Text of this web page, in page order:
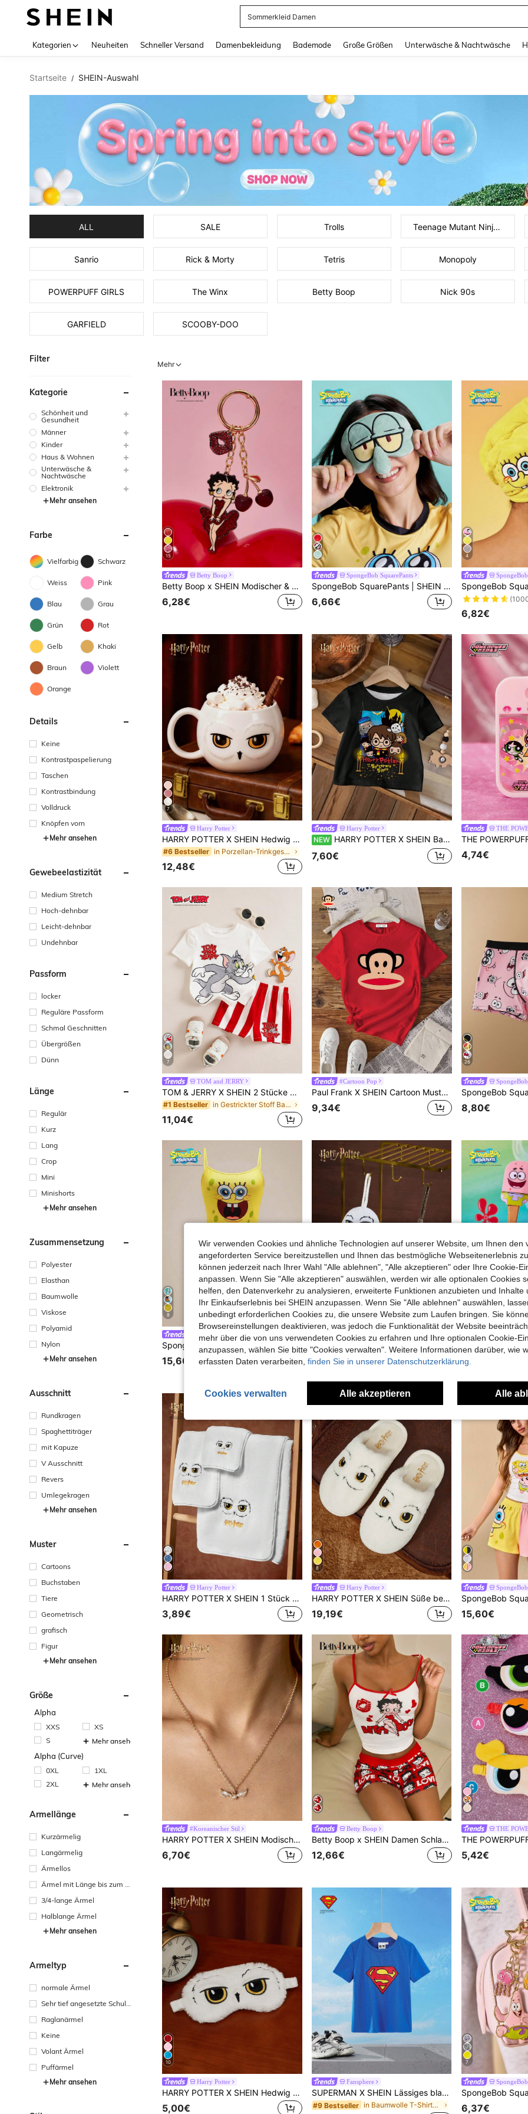
Abendkleid Lang
Kategorien Neuheiten Schneller Versand Damenbekleidung Bademode Große Größen Unterwäsche & Nachtwäsche
Startseite / SHEIN-Auswahl
ALL SALE Trolls Teenage Mutant Ninja Turtles Classic
Sanrio Rick & Morty Tetris Monopoly
POWERPUFF GIRLS The Winx Betty Boop Nick 90s
GARFIELD SCOOBY-DOO
Filter
Kategorie
Schönheit und
Gesundheit
Männer
Kinder
Haus & Wohnen
Unterwäsche &
Nachtwäsche
Elektronik
Mehr ansehen
Farbe
Vielfarbig Schwarz
Weiss Pink
Blau Grau
Grün Rot
Gelb Khaki
Braun Violett
Orange
Details
Keine
Kontrastpaspelierung
Taschen
Kontrastbindung
Volldruck
Knöpfen vorn
Mehr ansehen
Gewebeelastizität
Medium Stretch
Hoch-dehnbar
Leicht-dehnbar
Undehnbar
Passform
locker
Reguläre Passform
Schmal Geschnitten
Übergrößen
Dünn
Länge
Regulär
Kurz
Lang
Crop
Mini
Minishorts
Mehr ansehen
Zusammensetzung
Polyester
Elasthan
Baumwolle
Viskose
Polyamid
Nylon
Mehr ansehen
Ausschnitt
Rundkragen
Spaghettiträger
mit Kapuze
V Ausschnitt
Revers
Umlegekragen
Mehr ansehen
Muster
Cartoons
Buchstaben
Tiere
Geometrisch
grafisch
Figur
Mehr ansehen
Größe
Alpha
XXS
XS
S
Mehr ansehen
Alpha (Curve)
0XL
1XL
2XL
Mehr ansehen
Ärmellänge
Kurzärmelig
Langärmelig
Ärmellos
Ärmel mit Länge bis zum H
3/4-lange Ärmel
Halblange Ärmel
Mehr ansehen
Ärmeltyp
normale Ärmel
Sehr tief angesetzte Schult
Raglanärmel
Keine
Volant Ärmel
Puffärmel
Mehr ansehen
Mehr
15
Betty Boop
Betty Boop x SHEIN Modischer & eleganter 3D Kirsch glänzender Legierung Schlüsselanhänger, süßer Cartoon Taschenbaumler, Taschenbaumler, Geschenkidee, Party, Feiertag, Valentinstag
6,28€
SpongeBob SquarePants
SpongeBob SquarePants | SHEIN Dreidimensionale Cartoon-Schlafmaske mit Verdunkelung, niedliche dreidimensionale Form, exquisite Stickerei, effektive Verdunkelung, weicher Stoff
6,66€
4
6,82€
7
Harry Potter
HARRY POTTER X SHEIN Hedwig 600 ml Keramik Eule Tasse, Geschenke, Valentinstag, Schulanfang
#6 Bestseller in Porzellan-Trinkgeschirr Becher
12,48€
Harry Potter
NEW HARRY POTTER X SHEIN Baby Jungen Buchstaben Cartoon Muster Lässig Alltag Kurzarm Top
7,60€
THE
4,74€
7
TOM and JERRY
TOM & JERRY X SHEIN 2 Stücke Baby Jungen Sommer süßer Cartoon Katzen Muster Rundhals Kurzarm T-Shirt und Shorts Set
#1 Bestseller in Gestrickter Stoff Baby Jungen T-Shirt Co-ords
11,04€
#Cartoon Pop
Paul Frank X SHEIN Cartoon Muster Loose Fit Rundhals Kurzarm Damen T-Shirt, geeignet für den Sommer
9,34€
26
8,80€
8
SpongeBob SquarePants
SpongeBob SquarePants | SHEIN Damen süßes Cartoon-Muster Trägerhemd und Shorts Pyjama Set, bequem
15,60€
7
Harry Potter
HARRY POTTER X SHEIN Hedwig/Sprechender Hut Design Badeschwamm, Einzelstück/Set, weiches schäumendes Netz mit Haken, geeignet für Zuhause & Reisen, für Damen und Herren
4,74€
9
6,53€
Harry Potter
HARRY POTTER X SHEIN 1 Stück Cartoon Schwamm, bedrucktes Badetuch, Strandtuch, kann am Strand oder zum Schwimmen verwendet werden
3,89€
8
Harry Potter
HARRY POTTER X SHEIN Süße bestickte Hedwig weiße Damen rutschfeste Indoor Hausschuhe Mädchen weiches Plüsch warm Winter Hausschuhe Zuhause Schlafzimmer klimatisierter Raum Frühling Herbst für Weihnachten
19,19€ 15,60€
#Koreanischer Stil
HARRY POTTER X SHEIN Modische goldfarbene Zinklegierung-Kette mit Strass, geeignet für den täglichen Gebrauch oder als Geschenk
6,70€
Betty Boop
Betty Boop x SHEIN Damen Schlafanzug Set mit Schleifendekor bestehend aus Trägerhemd und Shorts
12,66€
THE
5,42€
10
Harry Potter
HARRY POTTER X SHEIN Hedwig Stickerei Plüsch Schlafmaske für Schlafzimmer, Reisen, Büro, Schule, Geschenke, Schulsachen, Urlaub, Schulanfang
5,00€
Fansphere
SUPERMAN X SHEIN Lässiges blaues Kleine Jungen-Cartoon-Superheld-Muster-Kurzarmshirt mit weiter Passform, stilvoll
#9 Bestseller in Baumwolle T-Shirts zum Suchbegriff: "Jungen"
7
6,37€
Wir verwenden Cookies und ähnliche Technologien auf unserer Website, um Ihnen den
angeforderten Service bereitzustellen und Ihnen das bestmögliche Webseitenerlebnis
können jederzeit nach Ihrer Wahl "Alle ablehnen", "Alle akzeptieren" oder Ihre Cookie-
anpassen. Wenn Sie "Alle akzeptieren" auswählen, werden wir alle optionalen Cookies
helfen, den Datenverkehr zu analysieren, erweiterte Funktionen anzubieten und Inhalte
Ihr Einkaufserlebnis bei SHEIN anzupassen. Wenn Sie "Alle ablehnen" auswählen,
unbedingt erforderlichen Cookies zu, die unsere Website zum Laufen bringen. Sie
Browsereinstellungen deaktivieren, was jedoch die Funktionalität der Website
mehr über die von uns verwendeten Cookies zu erfahren und Ihre optionalen Cookie-
anzupassen, wählen Sie bitte "Cookies verwalten". Weitere Informationen darüber, wie
erfassten Daten verarbeiten, finden Sie in unserer Datenschutzerklärung.
Cookies verwalten Alle akzeptieren Alle